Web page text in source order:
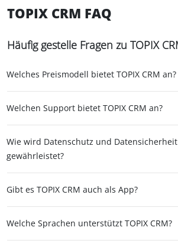
TOPIX CRM FAQ
Häufig gestelle Fragen zu TOPIX
Welches Preismodell bietet TOPIX CRM an?
Welchen Support bietet TOPIX CRM an?
Wie wird Datenschutz und Datensicherheit
gewährleistet?
Gibt es TOPIX CRM auch als App?
Welche Sprachen unterstützt TOPIX CRM?